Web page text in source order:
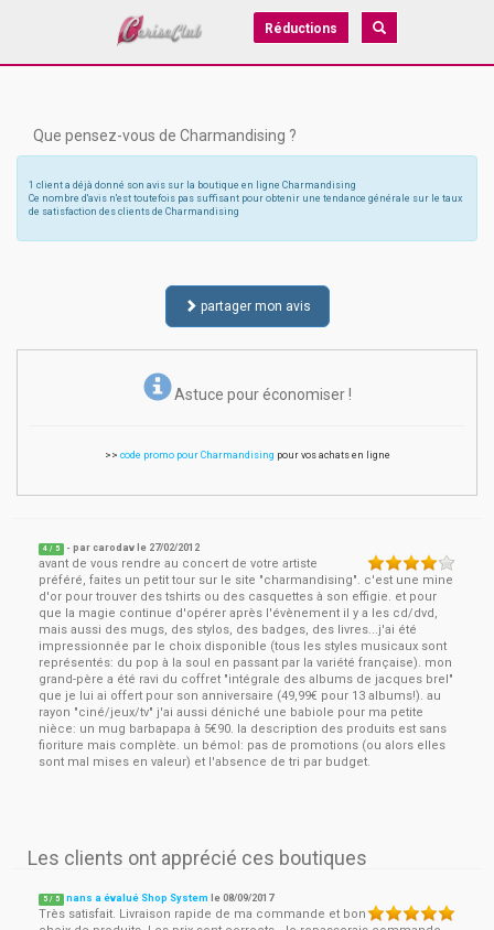
Réductions
Que pensez-vous de Charmandising ?
1 client a déjà donné son avis sur la boutique en ligne Charmandising
Ce nombre d'avis n'est toutefois pas suffisant pour obtenir une tendance générale sur le taux
de satisfaction des clients de Charmandising
partager mon avis
Astuce pour économiser !
>> code promo pour Charmandising pour vos achats en ligne
4 / 5 - parcarodav le 27/02/2012
avant de vous rendre au concert de votre artiste
préféré, faites un petit tour sur le site "charmandising". c'est une mine
d'or pour trouver des tshirts ou des casquettes à son effigie. et pour
que la magie continue d'opérer après l'évènement il y a les cd/dvd,
mais aussi des mugs, des stylos, des badges, des livres...j'ai été
impressionnée par le choix disponible (tous les styles musicaux sont
représentés: du pop à la soul en passant par la variété française). mon
grand-père a été ravi du coffret "intégrale des albums de jacques brel"
que je lui ai offert pour son anniversaire (49,99€ pour 13 albums!). au
rayon "ciné/jeux/tv" j'ai aussi déniché une babiole pour ma petite
nièce: un mug barbapapa à 5€90. la description des produits est sans
fioriture mais complète. un bémol: pas de promotions (ou alors elles
sont mal mises en valeur) et l'absence de tri par budget.
Les clients ont apprécié ces boutiques
5 / 5 nans a évalué Shop System le08/09/2017
Très satisfait. Livraison rapide de ma commande et bon